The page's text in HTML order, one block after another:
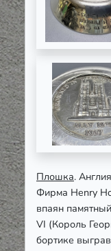
Плошка.
Фирма Henry
впаян
VI (Король
бортике